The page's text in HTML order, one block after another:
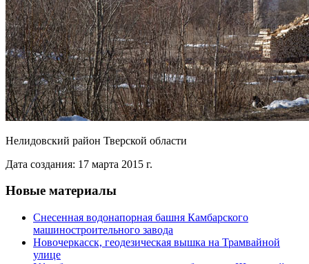
Нелидовский район Тверской области
Дата создания: 17 марта 2015 г.
Новые материалы
Снесенная водонапорная башня Камбарского
машиностроительного завода
Новочеркасск, геодезическая вышка на Трамвайной
улице